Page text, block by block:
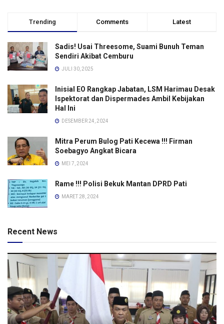
Trending Comments Latest
Sadis! Usai Threesome, Suami Bunuh Teman
Sendiri Akibat Cemburu
JULI 30, 2025
Inisial EO Rangkap Jabatan, LSM Harimau Desak
Ispektorat dan Dispermades Ambil Kebijakan
Hal Ini
DESEMBER 24, 2024
Mitra Perum Bulog Pati Kecewa !!! Firman
Soebagyo Angkat Bicara
MEI 7, 2024
Rame !!! Polisi Bekuk Mantan DPRD Pati
MARET 28, 2024
Recent News